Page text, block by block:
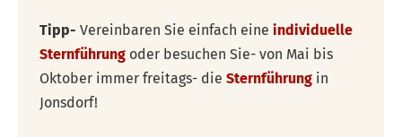
Tipp- Vereinbaren Sie einfach eine individuelle
Sternführung oder besuchen Sie- von Mai bis
Oktober immer freitags- die Sternführung in
Jonsdorf!